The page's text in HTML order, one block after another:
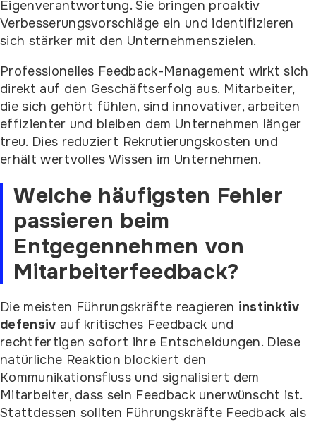
Eigenverantwortung. Sie bringen proaktiv
Verbesserungsvorschläge ein und identifizieren
sich stärker mit den Unternehmenszielen.
Professionelles Feedback-Management wirkt sich
direkt auf den Geschäftserfolg aus. Mitarbeiter,
die sich gehört fühlen, sind innovativer, arbeiten
effizienter und bleiben dem Unternehmen länger
treu. Dies reduziert Rekrutierungskosten und
erhält wertvolles Wissen im Unternehmen.
Welche häufigsten Fehler
passieren beim
Entgegennehmen von
Mitarbeiterfeedback?
Die meisten Führungskräfte reagieren instinktiv
defensiv auf kritisches Feedback und
rechtfertigen sofort ihre Entscheidungen. Diese
natürliche Reaktion blockiert den
Kommunikationsfluss und signalisiert dem
Mitarbeiter, dass sein Feedback unerwünscht ist.
Stattdessen sollten Führungskräfte Feedback als